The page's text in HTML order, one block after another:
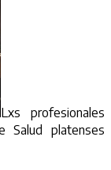
Lxs profesionales
Salud platenses